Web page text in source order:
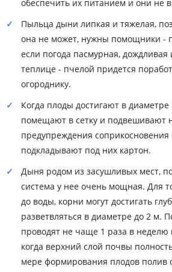
обеспечить их питанием и они не
Пыльца дыни липкая и тяжелая,
она не может, нужны помощники -
если погода пасмурная,
теплице - пчелой придется
огороднику.
Когда плоды достигают в диаметре
помещают в сетку и подвешивают
предупреждения соприкосновения
подкладывают под них картон.
Дыня родом из засушливых мест,
система у нее очень мощная. Для
до воды, корни могут достигать
разветвляться в диаметре до 2 м.
проводят не чаще 1 раза в неделю
когда верхний слой почвы
мере формирования плодов полив